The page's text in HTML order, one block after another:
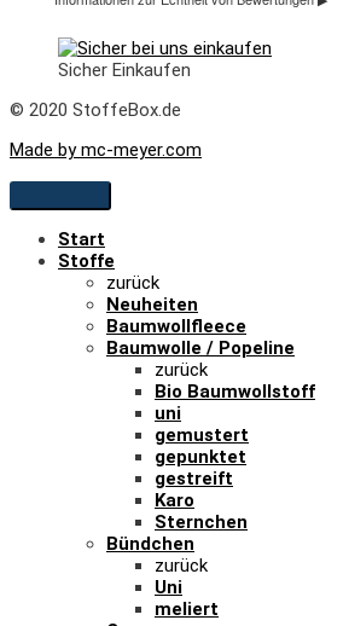
Sicher Einkaufen
© 2020 StoffeBox.de
Made by mc-meyer.com
Start
Stoffe
zurück
Neuheiten
Baumwollfleece
Baumwolle / Popeline
zurück
Bio Baumwollstoff
uni
gemustert
gepunktet
gestreift
Karo
Sternchen
Bündchen
zurück
Uni
meliert